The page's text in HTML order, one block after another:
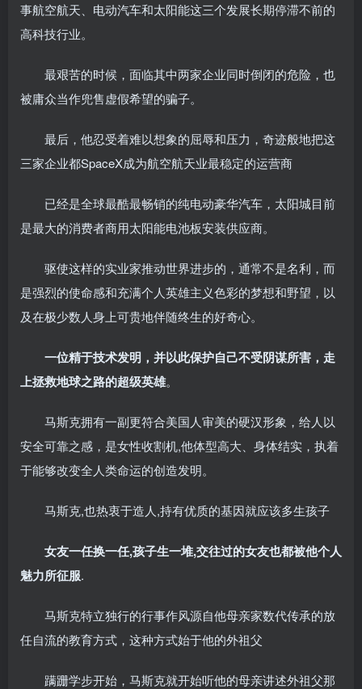
事航空航天、电动汽车和太阳能这三个发展长期停滞不前的
高科技行业。
最艰苦的时候，面临其中两家企业同时倒闭的危险，也
被庸众当作兜售虚假希望的骗子。
最后，他忍受着难以想象的屈辱和压力，奇迹般地把这
三家企业都SpaceX成为航空航天业最稳定的运营商
已经是全球最酷最畅销的纯电动豪华汽车，太阳城目前
是最大的消费者商用太阳能电池板安装供应商。
驱使这样的实业家推动世界进步的，通常不是名利，而
是强烈的使命感和充满个人英雄主义色彩的梦想和野望，以
及在极少数人身上可贵地伴随终生的好奇心。
一位精于技术发明，并以此保护自己不受阴谋所害，走
上拯救地球之路的超级英雄。
马斯克拥有一副更符合美国人审美的硬汉形象，给人以
安全可靠之感，是女性收割机,他体型高大、身体结实，执着
于能够改变全人类命运的创造发明。
马斯克,也热衷于造人,持有优质的基因就应该多生孩子
女友一任换一任,孩子生一堆,交往过的女友也都被他个人
魅力所征服.
马斯克特立独行的行事作风源自他母亲家数代传承的放
任自流的教育方式，这种方式始于他的外祖父
蹒跚学步开始，马斯克就开始听他的母亲讲述外祖父那